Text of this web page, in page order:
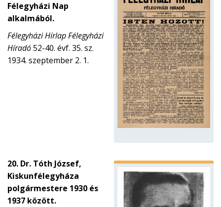
Félegyházi Nap
alkalmából.
Félegyházi Hírlap Félegyházi
Híradó52-40. évf. 35. sz.
1934. szeptember 2. 1.
20. Dr. Tóth József,
Kiskunfélegyháza
polgármestere 1930 és
1937 között.